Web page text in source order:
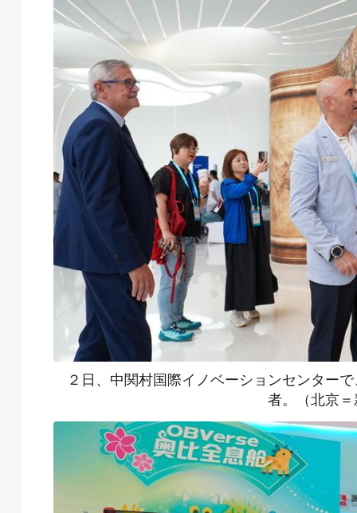
２日、中関村国際イノベーションセンター
者。（北京